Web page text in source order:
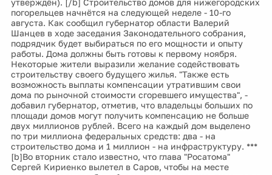
погорельцев начнётся на следующей неделе - 10-го
августа. Как сообщил губернатор области Валерий
Шанцев в ходе заседания Законодательного собрания,
подрядчик будет выбираться по его мощности и опыту
работы. Дома должны быть готовы к первому ноября.
Некоторые жители выразили желание содействовать
строительству своего будущего жилья. "Также есть
возможность выплаты компенсации утратившим свои
дома по рыночной стоимости сгоревшего имущества", -
добавил губернатор, отметив, что владельцы больших по
площади домов могут получить компенсацию не больше
двух миллионов рублей. Всего на каждый дом выделено
по три миллиона федеральных средств: два - на
строительство дома и 1 миллион - на инфраструктуру. ***
[b]Во вторник стало известно, что глава "Росатома"
Сергей Кириенко вылетел в Саров, чтобы на месте